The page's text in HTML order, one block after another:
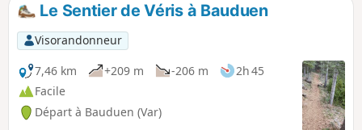
Le Sentier de Véris à Bauduen
Visorandonneur
7,46 km
+209 m -206 m
2h 45
Facile
Départ à Bauduen (Var)